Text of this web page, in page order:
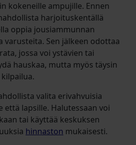
kokeneille ampujille. Ennen
harjoituskentällä
oppia jousiammunnan
varusteita. Sen jälkeen odottaa
jossa voi ystävien tai
hauskaa, mutta myös täysin
valita erivahvuisia
että lapsille. Halutessaan voi
tai käyttää keskuksen
hinnaston mukaisesti.